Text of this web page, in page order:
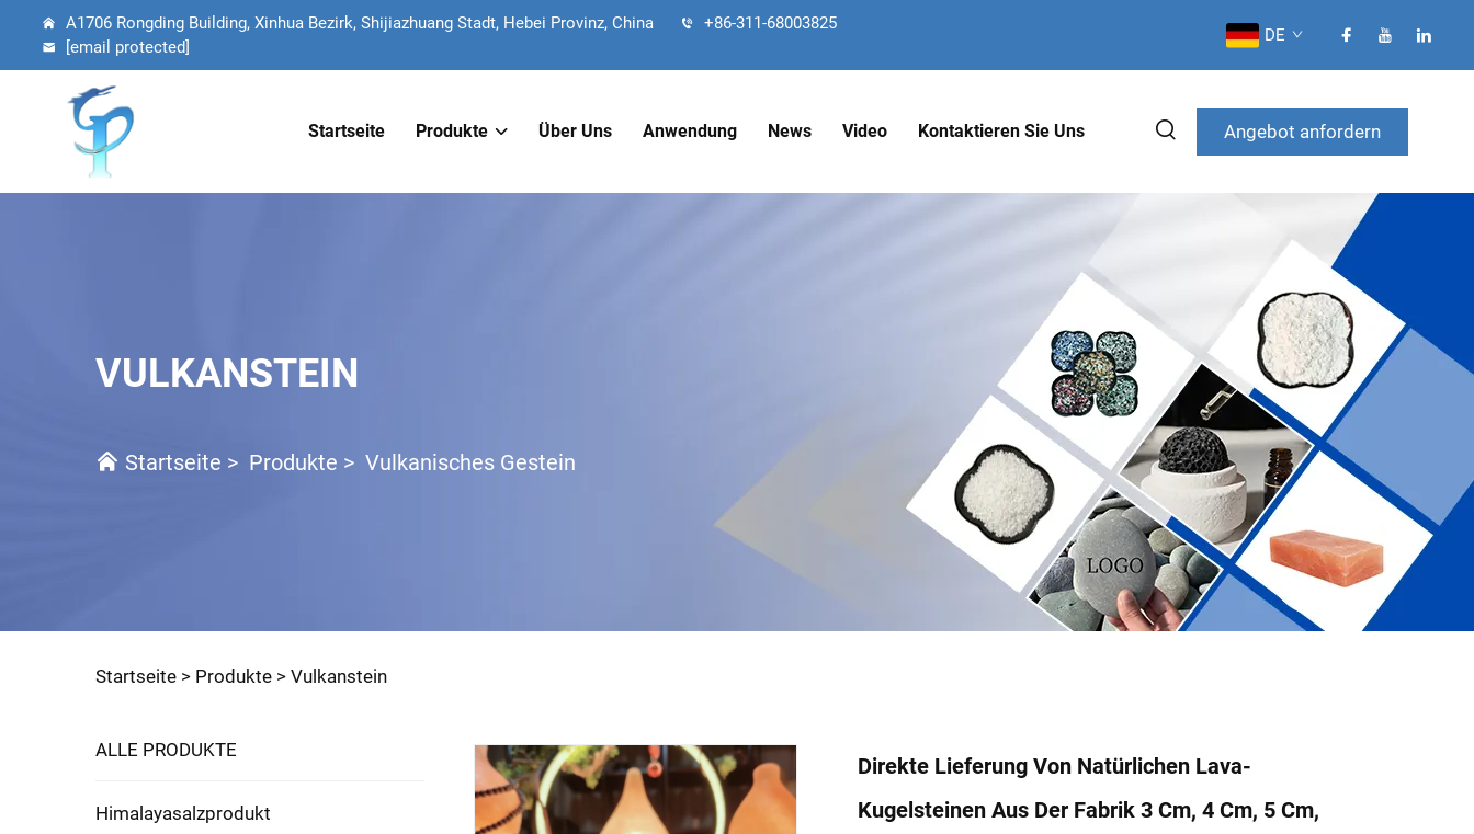
A1706 Rongding Building, Xinhua Bezirk, Shijiazhuang Stadt, Hebei Provinz, China
+86-311-68003825
[email protected]
DE
Startseite Produkte Über Uns Anwendung News Video Kontaktieren Sie Uns Angebot anfordern
VULKANSTEIN
Startseite > Produkte > Vulkanisches Gestein
Startseite > Produkte > Vulkanstein
ALLE PRODUKTE
Himalayasalzprodukt
Direkte Lieferung Von Natürlichen Lava-
Kugelsteinen Aus Der Fabrik 3 Cm, 4 Cm, 5 Cm,